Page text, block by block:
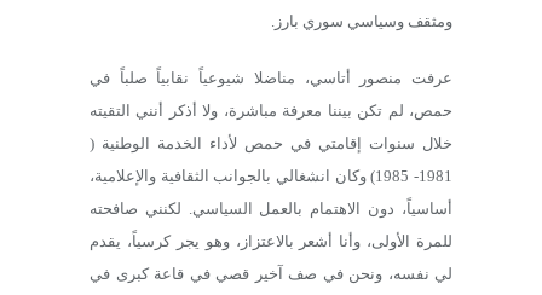
ومثقف وسياسي سوري بارز.
عرفت منصور أتاسي، مناضلا شيوعياً نقابياً صلباً في
حمص، لم تكن بيننا معرفة مباشرة، ولا أذكر أنني التقيته
خلال سنوات إقامتي في حمص لأداء الخدمة الوطنية (
1981- 1985) وكان انشغالي بالجوانب الثقافية والإعلامية،
أساسياً، دون الاهتمام بالعمل السياسي. لكنني صافحته
للمرة الأولى، وأنا أشعر بالاعتزاز، وهو يجر كرسياً، يقدم
لي نفسه، ونحن في صف آخير قصي في قاعة كبرى في